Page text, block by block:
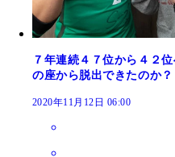
７年連続４７位から４２
の座から脱出できたのか？
2020年11月12日 06:00